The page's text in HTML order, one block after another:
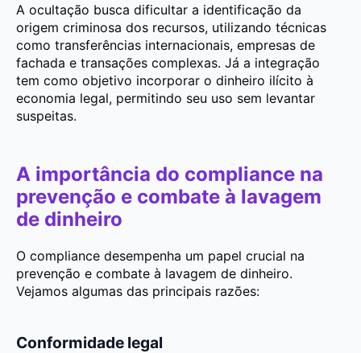
A ocultação busca dificultar a identificação da
origem criminosa dos recursos, utilizando técnicas
como transferências internacionais, empresas de
fachada e transações complexas. Já a integração
tem como objetivo incorporar o dinheiro ilícito à
economia legal, permitindo seu uso sem levantar
suspeitas.
A importância do compliance na
prevenção e combate à lavagem
de dinheiro
O compliance desempenha um papel crucial na
prevenção e combate à lavagem de dinheiro.
Vejamos algumas das principais razões:
Conformidade legal